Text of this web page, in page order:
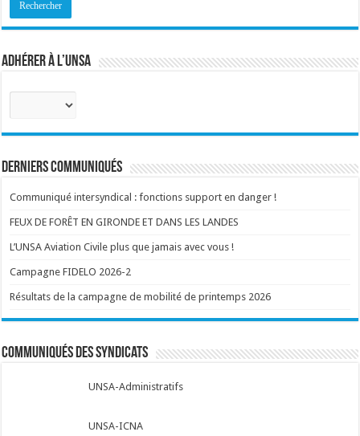
Adhérer à l’UNSA
Sélectionnez
corps
:
Derniers communiqués
Communiqué intersyndical : fonctions support en danger !
FEUX DE FORÊT EN GIRONDE ET DANS LES LANDES
L’UNSA Aviation Civile plus que jamais avec vous !
Campagne FIDELO 2026-2
Résultats de la campagne de mobilité de printemps 2026
Communiqués des syndicats
UNSA-Administratifs
UNSA-ICNA